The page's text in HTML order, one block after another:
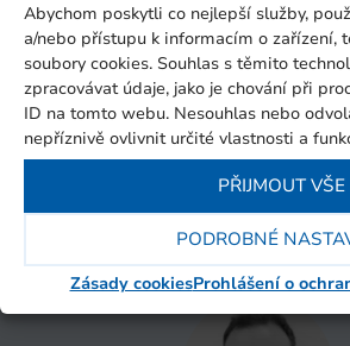
Abychom poskytli co nejlepší služby,
a/nebo přístupu k informacím o zařízení,
soubory cookies. Souhlas s těmito
zpracovávat údaje, jako je chování při
ID na tomto webu. Nesouhlas nebo
nepříznivě ovlivnit určité vlastnosti a
PŘIJMOUT VŠE
PODROBNÉ
Zásady cookiesProhlášení o
Jiří Svobodník
obchodní manažer
Tel.:+420 733 617
Email: